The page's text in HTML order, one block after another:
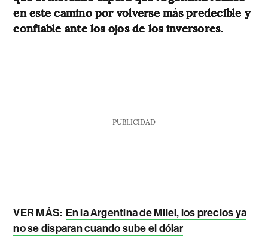
en este camino por volverse más predecible y
confiable ante los ojos de los inversores.
PUBLICIDAD
VER MÁS: En la Argentina de Milei, los precios ya
no se disparan cuando sube el dólar